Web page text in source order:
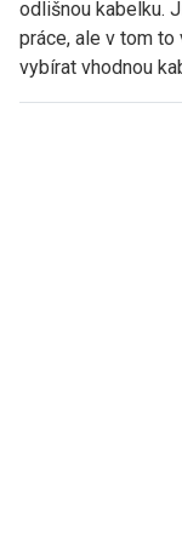
odlišnou kabelku.
práce, ale v tom to
vybírat vhodnou